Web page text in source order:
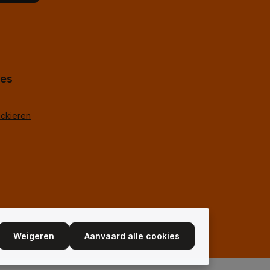
Weigeren Aanvaard alle cookies